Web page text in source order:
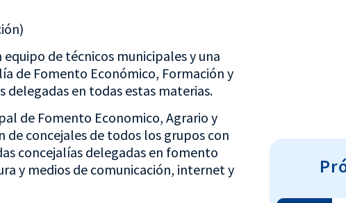
de técnicos municipales y una
de Fomento Económico, Formación y
delegadas en todas estas materias.
de Fomento Economico, Agrario y
concejales de todos los grupos con
concejalías delegadas en fomento
y medios de comunicación, internet y